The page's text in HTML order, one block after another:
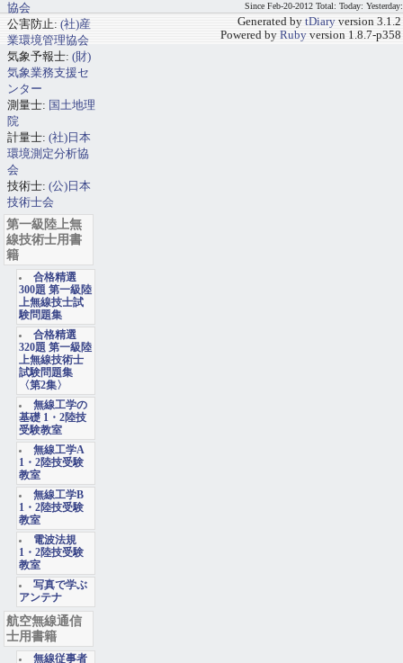
協会
公害防止: (社)産
業環境管理協会
気象予報士: (財)
気象業務支援セ
ンター
測量士: 国土地理
院
計量士: (社)日本
環境測定分析協
会
技術士: (公)日本
技術士会
第一級陸上無
線技術士用書
籍
合格精選
300題 第一級陸
上無線技士試
験問題集
合格精選
320題 第一級陸
上無線技術士
試験問題集
〈第2集〉
無線工学の
基礎 1・2陸技
受験教室
無線工学A
1・2陸技受験
教室
無線工学B
1・2陸技受験
教室
電波法規
1・2陸技受験
教室
写真で学ぶ
アンテナ
航空無線通信
士用書籍
無線従事者
Since Feb-20-2012 Total: Today: Yesterday:
Generated by tDiary version 3.1.2
Powered by Ruby version 1.8.7-p358